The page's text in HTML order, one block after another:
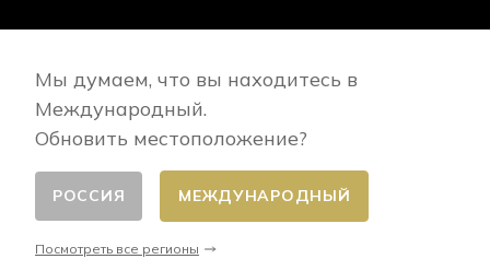
FOLLOW US
Сменить страну
Мы думаем, что вы находитесь в
Международный.
Обновить местоположение?
РОССИЯ МЕЖДУНАРОДНЫЙ
Посмотреть все регионы